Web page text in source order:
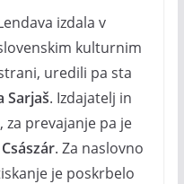
izdala v
kulturnim
uredili pa sta
Sarjaš. Izdajatelj in
za prevajanje pa je
. Za naslovno
je poskrbelo